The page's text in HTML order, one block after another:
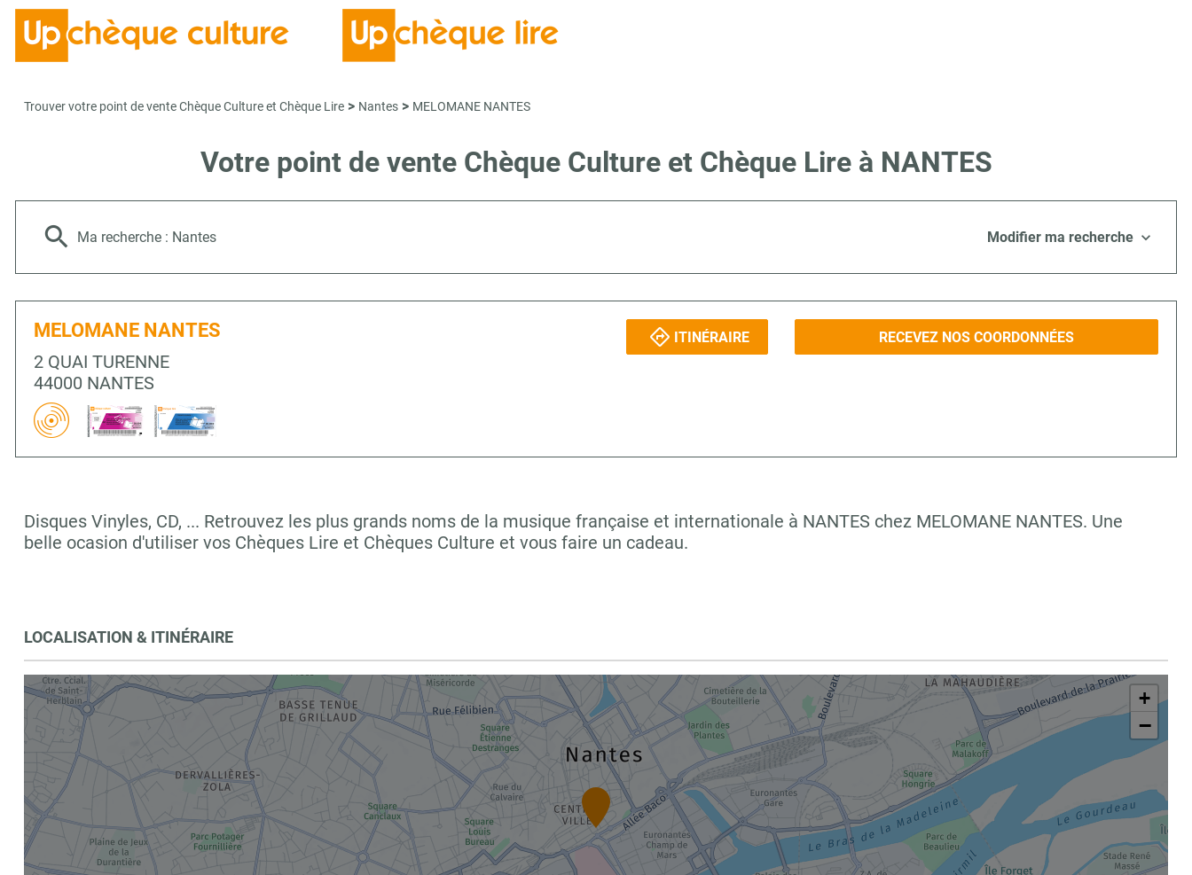
Trouver votre point de vente Chèque Culture et Chèque Lire > Nantes > MELOMANE NANTES
Votre point de vente Chèque Culture et Chèque Lire à NANTES
Ma recherche : Nantes Modifier ma recherche
MELOMANE NANTES
2 QUAI TURENNE
44000 NANTES
ITINÉRAIRE RECEVEZ NOS COORDONNÉES
Disques Vinyles, CD, ... Retrouvez les plus grands noms de la musique française et internationale à NANTES chez MELOMANE NANTES. Une
belle ocasion d'utiliser vos Chèques Lire et Chèques Culture et vous faire un cadeau.
LOCALISATION & ITINÉRAIRE
+
−